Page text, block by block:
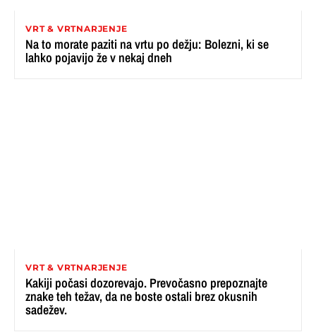
VRT & VRTNARJENJE
Na to morate paziti na vrtu po dežju: Bolezni, ki se
lahko pojavijo že v nekaj dneh
VRT & VRTNARJENJE
Kakiji počasi dozorevajo. Prevočasno prepoznajte
znake teh težav, da ne boste ostali brez okusnih
sadežev.